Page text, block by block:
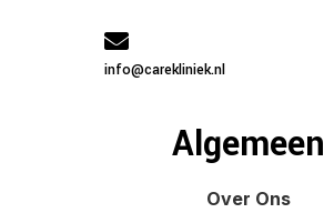
info@carekliniek.nl
Algemeen
Over Ons